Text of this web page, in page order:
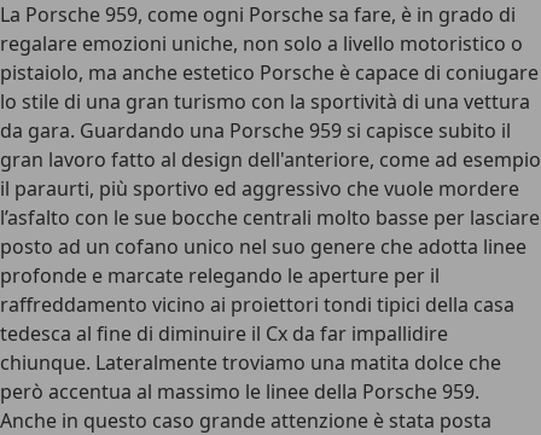
La Porsche 959, come ogni Porsche sa fare, è in grado di
regalare emozioni uniche, non solo a livello motoristico o
pistaiolo, ma anche estetico Porsche è capace di coniugare
lo stile di una gran turismo con la sportività di una vettura
da gara. Guardando una Porsche 959 si capisce subito il
gran lavoro fatto al design dell'anteriore, come ad esempio
il paraurti, più sportivo ed aggressivo che vuole mordere
l’asfalto con le sue bocche centrali molto basse per lasciare
posto ad un cofano unico nel suo genere che adotta linee
profonde e marcate relegando le aperture per il
raffreddamento vicino ai proiettori tondi tipici della casa
tedesca al fine di diminuire il Cx da far impallidire
chiunque. Lateralmente troviamo una matita dolce che
però accentua al massimo le linee della Porsche 959.
Anche in questo caso grande attenzione è stata posta